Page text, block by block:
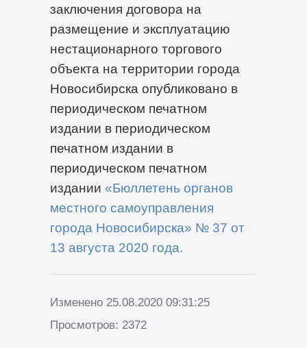
заключения договора на
размещение и эксплуатацию
нестационарного торгового
объекта на территории города
Новосибирска опубликовано в
периодическом печатном
издании в периодическом
печатном издании в
периодическом печатном
издании «Бюллетень органов
местного самоуправления
города Новосибирска» № 37 от
13 августа 2020 года.
Изменено 25.08.2020 09:31:25
Просмотров: 2372